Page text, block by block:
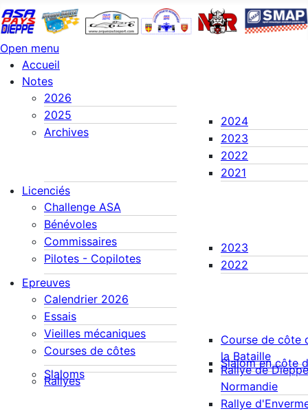
Open menu
Accueil
Notes
2026
2025
Archives
2024
2023
2022
2021
Licenciés
Challenge ASA
Bénévoles
Commissaires
Pilotes - Copilotes
2023
2022
Epreuves
Calendrier 2026
Essais
Vieilles mécaniques
Courses de côtes
Course de côte
la Bataille
Slaloms
Slalom en côte
Rallyes
Rallye de Dieppe
Normandie
Rallye